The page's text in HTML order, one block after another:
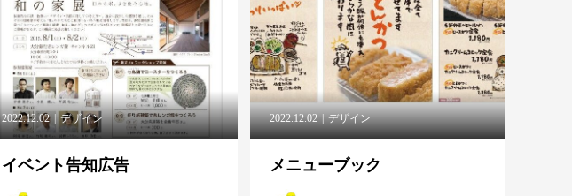
2022.12.02 デザイン
イベント告知広告
2022.12.02 デザイン
メニューブック